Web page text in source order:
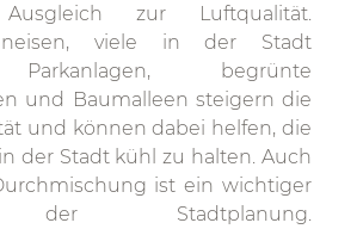
zur Luftqualität.
viele in der Stadt
begrünte
und Baumalleen steigern die
und können dabei helfen, die
der Stadt kühl zu halten. Auch
ist ein wichtiger
Stadtplanung.